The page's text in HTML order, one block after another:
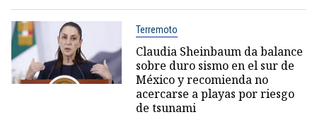
Terremoto
Claudia Sheinbaum da balance
sobre duro sismo en el sur de
México y recomienda no
acercarse a playas por riesgo
de tsunami